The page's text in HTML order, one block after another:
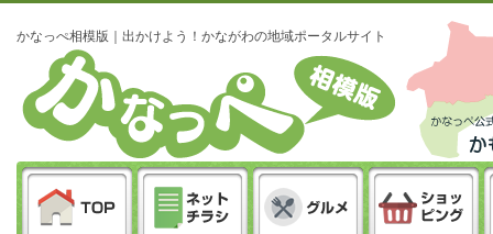
かなっぺ相模版｜出かけよう！かながわの地域ポータルサイト